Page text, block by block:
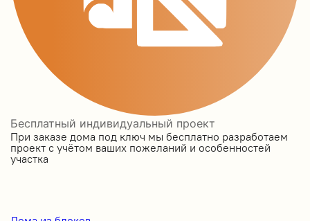
Бесплатный индивидуальный проект
При заказе дома под ключ мы бесплатно разработаем
проект с учётом ваших пожеланий и особенностей
участка